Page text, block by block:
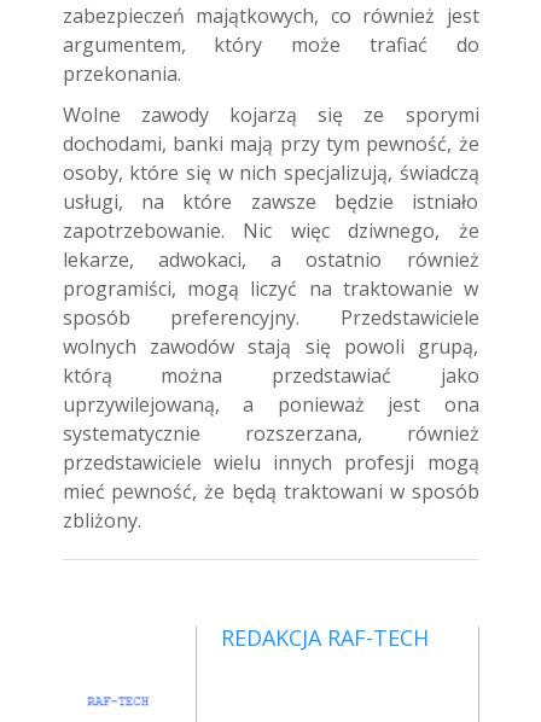
zabezpieczeń majątkowych, co również jest
argumentem, który może trafiać do
przekonania.
Wolne zawody kojarzą się ze sporymi
dochodami, banki mają przy tym pewność, że
osoby, które się w nich specjalizują, świadczą
usługi, na które zawsze będzie istniało
zapotrzebowanie. Nic więc dziwnego, że
lekarze, adwokaci, a ostatnio również
programiści, mogą liczyć na traktowanie w
sposób preferencyjny. Przedstawiciele
wolnych zawodów stają się powoli grupą,
którą można przedstawiać jako
uprzywilejowaną, a ponieważ jest ona
systematycznie rozszerzana, również
przedstawiciele wielu innych profesji mogą
mieć pewność, że będą traktowani w sposób
zbliżony.
REDAKCJA RAF-TECH